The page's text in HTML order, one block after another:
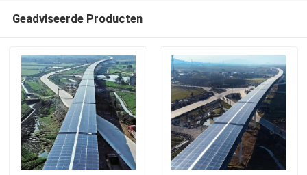
Geadviseerde Producten